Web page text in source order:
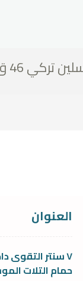
تركي 46 ق
العنوان
٧ سنتر التقوى
حمام التلات